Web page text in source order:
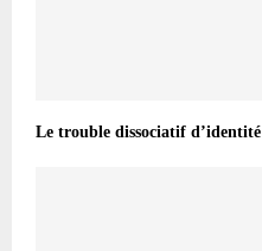
Le trouble dissociatif d’identité